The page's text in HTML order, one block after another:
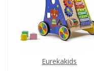
Eurekakids